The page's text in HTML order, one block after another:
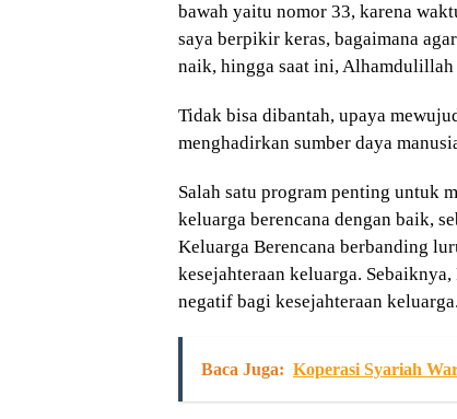
bawah yaitu nomor 33, karena
saya berpikir keras, bagaimana
naik, hingga saat ini,
Tidak bisa dibantah, upaya
menghadirkan sumber daya
Salah satu program penting untuk
keluarga berencana dengan baik,
Keluarga Berencana berbanding
kesejahteraan keluarga.
negatif bagi kesejahteraan keluarga.
Baca Juga: Koperasi Syariah